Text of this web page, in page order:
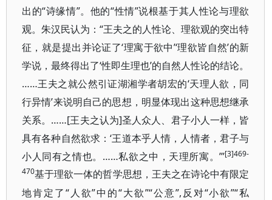
出的“诗缘情”。他的“性情”说根基于其人性论与理欲
观。朱汉民认为：“王夫之的人性论、理欲观的突出特
征，就是提出并论证了‘理寓于欲中’‘理欲皆自然’的新
学说，最终得出了‘性即生理也’的自然人性论的结论。
……王夫之就公然引证湖湘学者胡宏的‘天理人欲，同
行异情’来说明自己的思想，明显体现出这种思想继承
关系。……[王夫之认为]圣人众人、君子小人一样，皆
具有各种自然欲求：‘王道本乎人情，人情者，君子与
小人同有之情也。……私欲之中，天理所寓。’”[3]469-
470基于理欲一体的哲学思想，王夫之在诗论中有限定
地肯定了 “人欲”中的“大欲”“公意”,反对“小欲”“私